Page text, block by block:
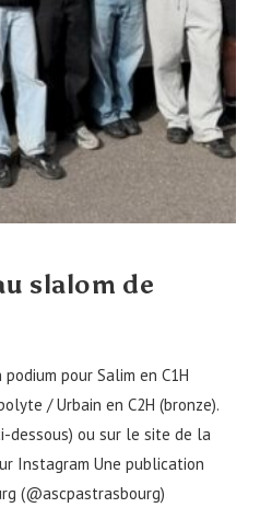
slalom de
pour Salim en C1H
/ Urbain en C2H (bronze).
dessous) ou sur le site de la
Instagram Une publication
(@ascpastrasbourg)